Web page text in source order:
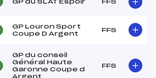
GP du SLAT Espoir FFS
GP Louron Sport
Coupe D Argent
FFS
GP du conseil
Général Haute
Garonne Coupe d
Argent
FFS